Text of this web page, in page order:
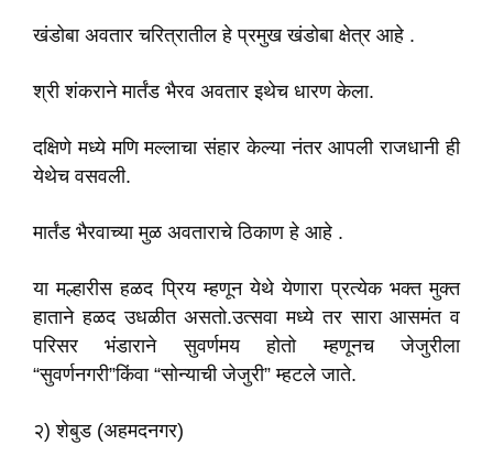
खंडोबा अवतार चरित्रातील हे प्रमुख खंडोबा क्षेत्र आहे .
श्री शंकराने मार्तंड भैरव अवतार इथेच धारण केला.
दक्षिणे मध्ये मणि मल्लाचा संहार केल्या नंतर आपली राजधानी ही
येथेच वसवली.
मार्तंड भैरवाच्या मुळ अवताराचे ठिकाण हे आहे .
या मल्हारीस हळद प्रिय म्हणून येथे येणारा प्रत्येक भक्त मुक्त
हाताने हळद उधळीत असतो.उत्सवा मध्ये तर सारा आसमंत व
परिसर भंडाराने सुवर्णमय होतो म्हणूनच जेजुरीला
“सुवर्णनगरी”किंवा “सोन्याची जेजुरी” म्हटले जाते.
२) शेबुड (अहमदनगर)